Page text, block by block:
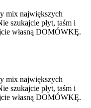
mix największych
szukajcie płyt, taśm i
własną DOMÓWKĘ.
mix największych
szukajcie płyt, taśm i
własną DOMÓWKĘ.